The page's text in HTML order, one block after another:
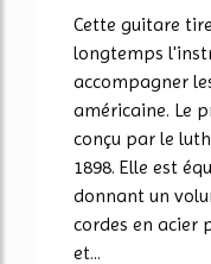
Cette guitare
longtemps
accompagner
américaine. Le
conçu par le
1898. Elle est
donnant un
cordes en acier
et...